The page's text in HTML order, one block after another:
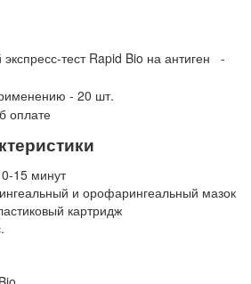
тест Rapid Bio на антиген -
- 20 шт.
оплате
15 минут
и орофарингеальный мазок
картридж